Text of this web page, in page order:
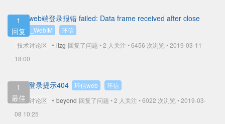
1
回复
环信web端登录报错 failed: Data frame received after close
环信_WebIM
环信
技术讨论区
• lizg 回复了问题 • 2 人关注 •6456 次浏览 • 2019-03-11
18:00
1
最佳
环信登录提示404 环信web
环信
技术讨论区
• beyond 回复了问题 • 2 人关注 •6022 次浏览 • 2019-03-
08 10:25